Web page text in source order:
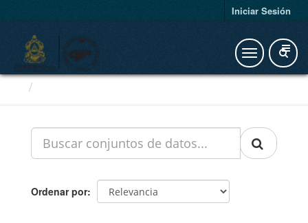
Iniciar Sesión
Ordenar por